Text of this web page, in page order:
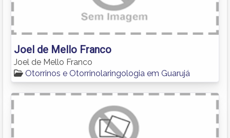
Joel de Mello Franco
Joel de Mello Franco
Otorrinos e Otorrinolaringologia em Guarujá